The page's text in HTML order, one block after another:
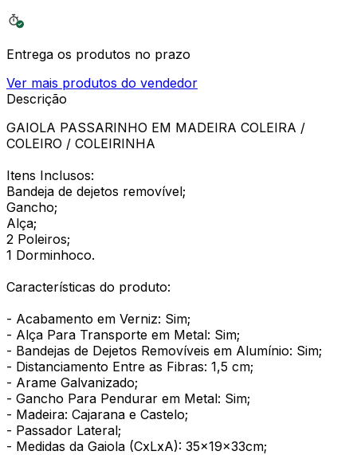
Entrega os produtos no prazo
Ver mais produtos do vendedor
Descrição
GAIOLA PASSARINHO EM MADEIRA COLEIRA /
COLEIRO / COLEIRINHA
Itens Inclusos:
Bandeja de dejetos removível;
Gancho;
Alça;
2 Poleiros;
1 Dorminhoco.
Características do produto:
- Acabamento em Verniz: Sim;
- Alça Para Transporte em Metal: Sim;
- Bandejas de Dejetos Removíveis em Alumínio: Sim;
- Distanciamento Entre as Fibras: 1,5 cm;
- Arame Galvanizado;
- Gancho Para Pendurar em Metal: Sim;
- Madeira: Cajarana e Castelo;
- Passador Lateral;
- Medidas da Gaiola (CxLxA): 35x19x33cm;